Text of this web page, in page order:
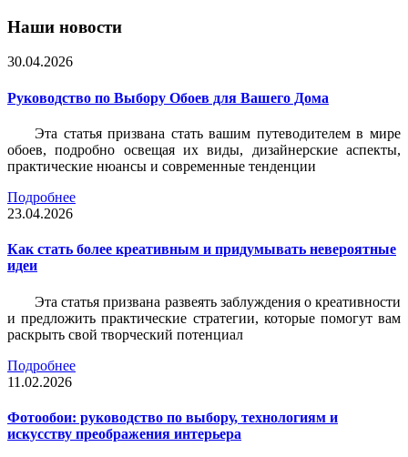
Наши новости
30.04.2026
Руководство по Выбору Обоев для Вашего Дома
Эта статья призвана стать вашим путеводителем в мире
обоев, подробно освещая их виды, дизайнерские аспекты,
практические нюансы и современные тенденции
Подробнее
23.04.2026
Как стать более креативным и придумывать невероятные
идеи
Эта статья призвана развеять заблуждения о креативности
и предложить практические стратегии, которые помогут вам
раскрыть свой творческий потенциал
Подробнее
11.02.2026
Фотообои: руководство по выбору, технологиям и
искусству преображения интерьера